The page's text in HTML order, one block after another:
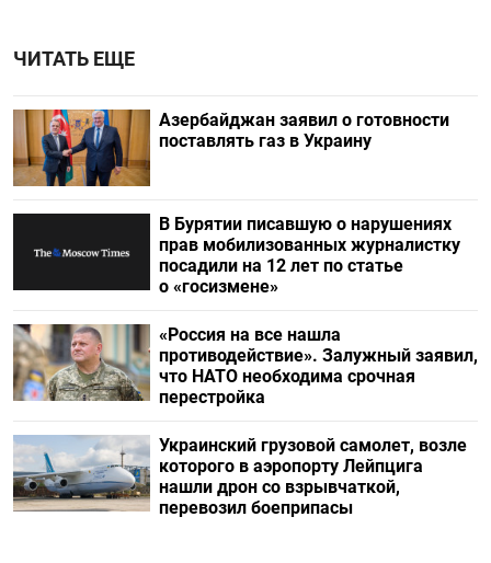
ЧИТАТЬ ЕЩЕ
Азербайджан заявил о готовности
поставлять газ в Украину
В Бурятии писавшую о нарушениях
прав мобилизованных журналистку
посадили на 12 лет по статье
о «госизмене»
«Россия на все нашла
противодействие». Залужный заявил,
что НАТО необходима срочная
перестройка
Украинский грузовой самолет, возле
которого в аэропорту Лейпцига
нашли дрон со взрывчаткой,
перевозил боеприпасы